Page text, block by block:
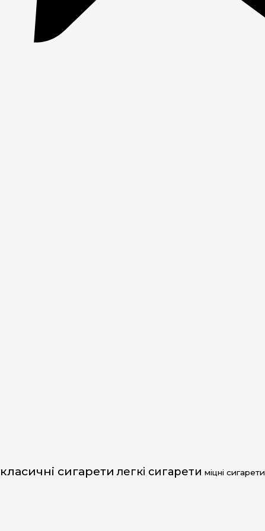
класичні сигарети легкі сигарети міцні сигарети